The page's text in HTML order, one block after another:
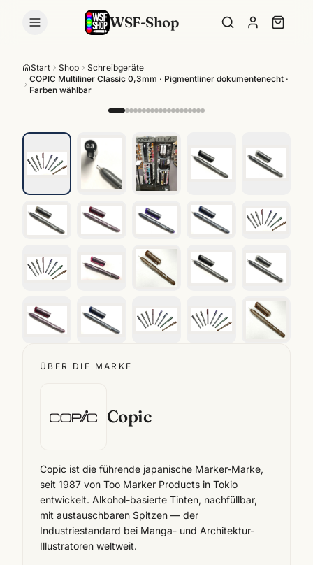
WSF-Shop
Start Shop
Schreibgeräte
COPIC Multiliner Classic 0,3mm · Pigmentliner dokumentenecht ·
Farben wählbar
ÜBER DIE MARKE
Copic
Copic ist die führende japanische Marker-Marke,
seit 1987 von Too Marker Products in Tokio
entwickelt. Alkohol-basierte Tinten, nachfüllbar,
mit austauschbaren Spitzen — der
Industriestandard bei Manga- und Architektur-
Illustratoren weltweit.